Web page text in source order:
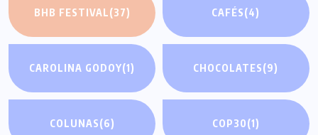
BHB FESTIVAL(37) CAFÉS(4)
CAROLINA GODOY(1) CHOCOLATES(9)
COLUNAS(6) COP30(1)